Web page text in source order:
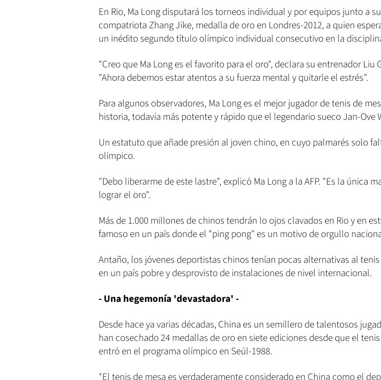
En Rio, Ma Long disputará los torneos individual y por equipos junto a su
compatriota Zhang Jike, medalla de oro en Londres-2012, a quien
un inédito segundo título olímpico individual consecutivo en la
"Creo que Ma Long es el favorito para el oro", declara su entrenador Liu
"Ahora debemos estar atentos a su fuerza mental y quitarle el estrés".
Para algunos observadores, Ma Long es el mejor jugador de tenis de
historia, todavía más potente y rápido que el legendario sueco Jan-Ove
Un estatuto que añade presión al joven chino, en cuyo palmarés solo
olímpico.
"Debo liberarme de este lastre", explicó Ma Long a la AFP. "Es la única
lograr el oro".
Más de 1.000 millones de chinos tendrán lo ojos clavados en Rio y en
famoso en un país donde el "ping pong" es un motivo de orgullo
Antaño, los jóvenes deportistas chinos tenían pocas alternativas al tenis
en un país pobre y desprovisto de instalaciones de nivel internacional.
- Una hegemonía 'devastadora' -
Desde hace ya varias décadas, China es un semillero de talentosos
han cosechado 24 medallas de oro en siete ediciones desde que el
entró en el programa olímpico en Seúl-1988.
"El tenis de mesa es verdaderamente considerado en China como el